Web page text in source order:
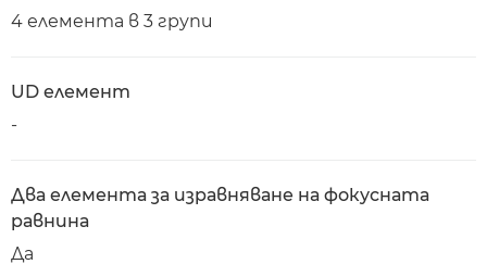
4 елемента в 3 групи
UD елемент
-
Два елемента за изравняване на фокусната
равнина
Да